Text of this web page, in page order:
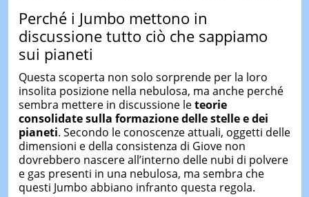
Perché i Jumbo mettono in
discussione tutto ciò che sappiamo
sui pianeti
Questa scoperta non solo sorprende per la loro
insolita posizione nella nebulosa, ma anche perché
sembra mettere in discussione leteorie
consolidate sulla formazione delle stelle e dei
pianeti. Secondo le conoscenze attuali, oggetti delle
dimensioni e della consistenza di Giove non
dovrebbero nascere all’interno delle nubi di polvere
e gas presenti in una nebulosa, ma sembra che
questi Jumbo abbiano infranto questa regola.